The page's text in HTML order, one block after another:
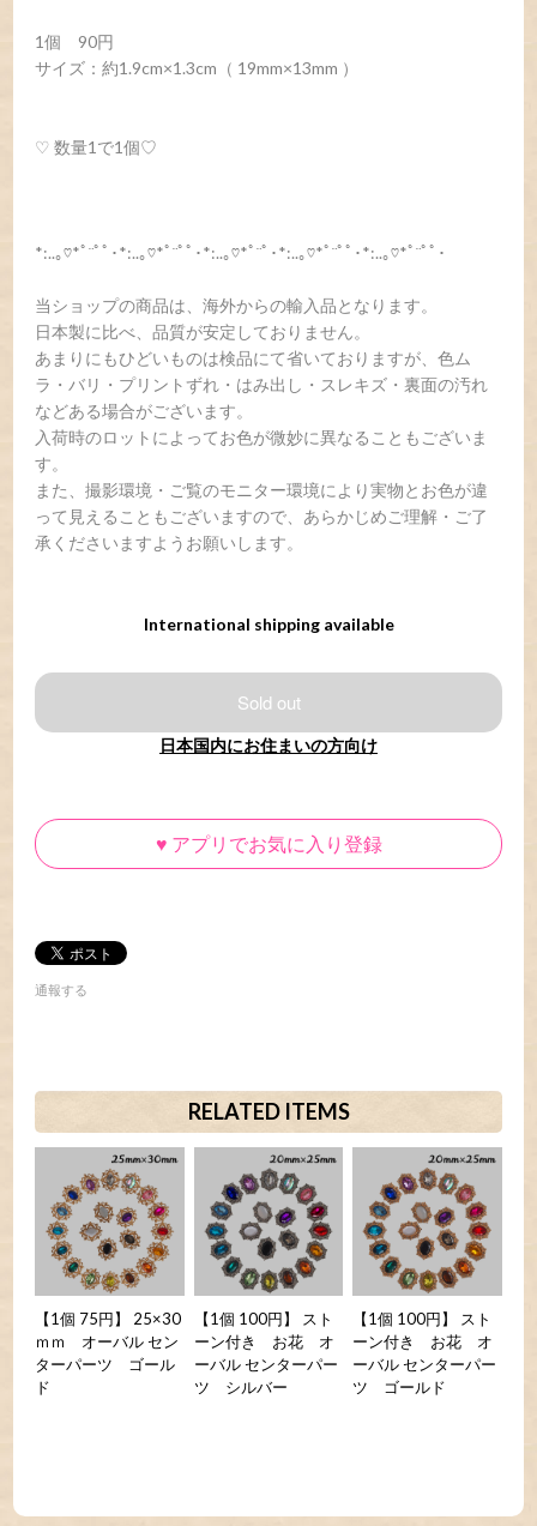
1個 90円
サイズ：約1.9cm×1.3cm（ 19mm×13mm ）
♡ 数量1で1個♡
*:..｡♡*ﾟ¨ﾟﾟ･*:..｡♡*ﾟ¨ﾟﾟ･*:..｡♡*ﾟ¨ﾟ･*:..｡♡*ﾟ¨ﾟﾟ･*:..｡♡*ﾟ¨ﾟﾟ･
当ショップの商品は、海外からの輸入品となります。
日本製に比べ、品質が安定しておりません。
あまりにもひどいものは検品にて省いておりますが、色ム
ラ・バリ・プリントずれ・はみ出し・スレキズ・裏面の汚れ
などある場合がございます。
入荷時のロットによってお色が微妙に異なることもございま
す。
また、撮影環境・ご覧のモニター環境により実物とお色が違
って見えることもございますので、あらかじめご理解・ご了
承くださいますようお願いします。
International shipping available
Sold out
日本国内にお住まいの方向け
♥ アプリでお気に入り登録
通報する
RELATED ITEMS
【1個 75円】 25×30
ｍｍ オーバル セン
ターパーツ ゴール
ド
【1個 100円】 スト
ーン付き お花 オ
ーバル センターパー
ツ シルバー
【1個 100円】 スト
ーン付き お花 オ
ーバル センターパー
ツ ゴールド